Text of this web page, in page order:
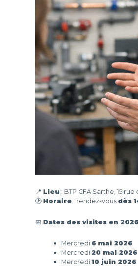
D
L
-
📍 Lieu : BTP CFA Sarthe, 15
🕑 Horaire : rendez-vous dès
📅 Dates des visites en 2026
Mercredi 6 mai 2026
Mercredi 20 mai 2026
Mercredi 10 juin 2026